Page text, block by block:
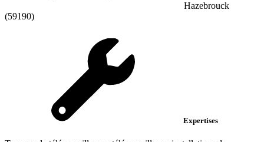
Hazebrouck
(59190)
Expertises